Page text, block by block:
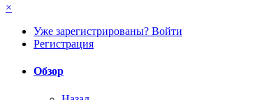
×
Уже зарегистрированы? Войти
Регистрация
Обзор